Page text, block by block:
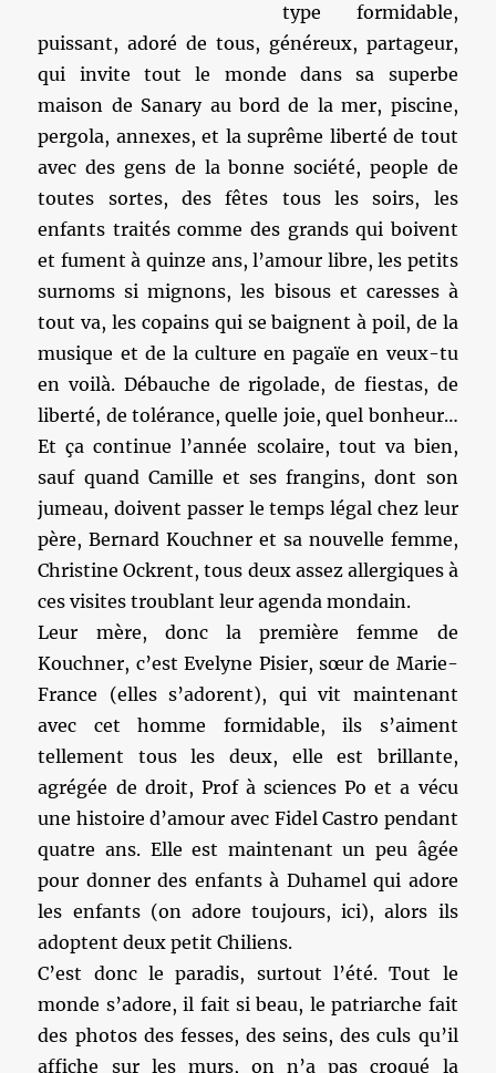
type formidable,
puissant, adoré de tous, généreux, partageur,
qui invite tout le monde dans sa superbe
maison de Sanary au bord de la mer, piscine,
pergola, annexes, et la suprême liberté de tout
avec des gens de la bonne société, people de
toutes sortes, des fêtes tous les soirs, les
enfants traités comme des grands qui boivent
et fument à quinze ans, l’amour libre, les petits
surnoms si mignons, les bisous et caresses à
tout va, les copains qui se baignent à poil, de la
musique et de la culture en pagaïe en veux-tu
en voilà. Débauche de rigolade, de fiestas, de
liberté, de tolérance, quelle joie, quel bonheur…
Et ça continue l’année scolaire, tout va bien,
sauf quand Camille et ses frangins, dont son
jumeau, doivent passer le temps légal chez leur
père, Bernard Kouchner et sa nouvelle femme,
Christine Ockrent, tous deux assez allergiques à
ces visites troublant leur agenda mondain.
Leur mère, donc la première femme de
Kouchner, c’est Evelyne Pisier, sœur de Marie-
France (elles s’adorent), qui vit maintenant
avec cet homme formidable, ils s’aiment
tellement tous les deux, elle est brillante,
agrégée de droit, Prof à sciences Po et a vécu
une histoire d’amour avec Fidel Castro pendant
quatre ans. Elle est maintenant un peu âgée
pour donner des enfants à Duhamel qui adore
les enfants (on adore toujours, ici), alors ils
adoptent deux petit Chiliens.
C’est donc le paradis, surtout l’été. Tout le
monde s’adore, il fait si beau, le patriarche fait
des photos des fesses, des seins, des culs qu’il
affiche sur les murs, on n’a pas croqué la